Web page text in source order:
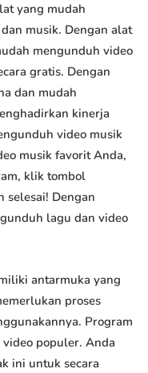
yang mudah
musik. Dengan alat
mengunduh video
gratis. Dengan
dan mudah
kinerja
video musik
musik favorit Anda,
klik tombol
selesai! Dengan
lagu dan video
antarmuka yang
proses
Program
populer. Anda
ini untuk secara